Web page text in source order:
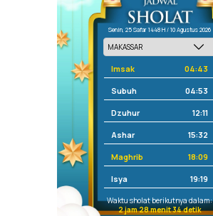
Senin, 25 Safar 1448 H / 10 Agustus 2026
Imsak 04:43
Subuh 04:53
Dzuhur 12:11
Ashar 15:32
Maghrib 18:09
Isya 19:19
Waktu sholat berikutnya dalam:
2 jam 28 menit 34 detik